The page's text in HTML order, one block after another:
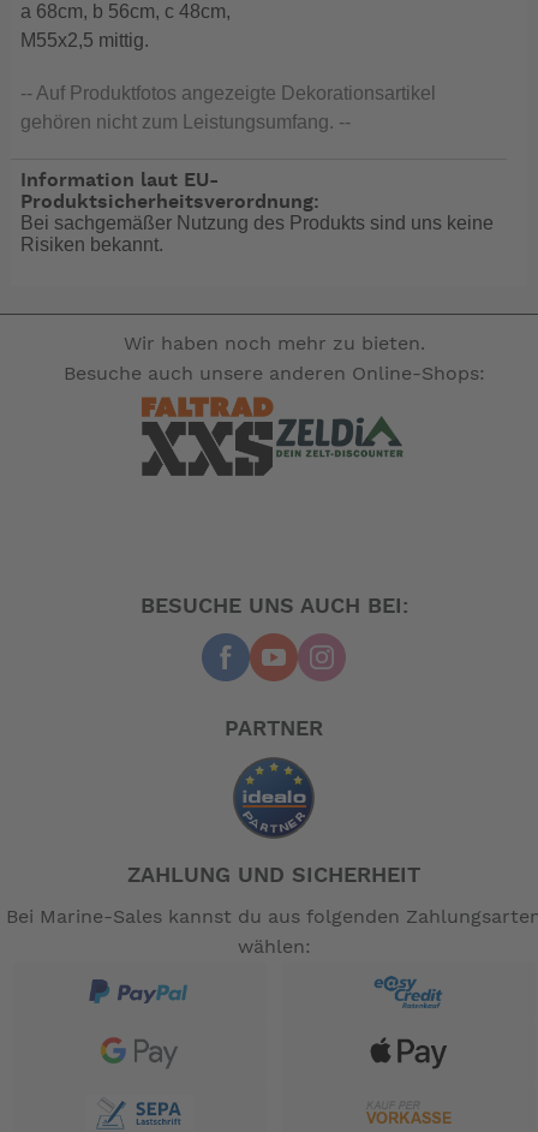
a 68cm, b 56cm, c 48cm,
M55x2,5 mittig.
-- Auf Produktfotos angezeigte Dekorationsartikel
gehören nicht zum Leistungsumfang. --
Information laut EU-
Produktsicherheitsverordnung:
Bei sachgemäßer Nutzung des Produkts sind uns keine
Risiken bekannt.
Wir haben noch mehr zu bieten.
Besuche auch unsere anderen Online-Shops:
BESUCHE UNS AUCH BEI:
PARTNER
ZAHLUNG UND SICHERHEIT
Bei Marine-Sales kannst du aus folgenden
wählen: